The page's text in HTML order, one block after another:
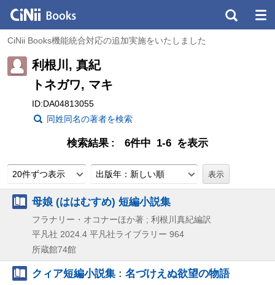
CiNii Books機能統合対応の追加実施をいたしました
利根川, 真紀
トネガワ, マキ
ID:DA04813055
同姓同名の著者を検索
検索結果 6件中 1-6 を表示
20件ずつ表示 出版年：新しい順
母娘 (ははむすめ) 短編小説集
フラナリー・オコナーほか著 ; 利根川真紀編訳
平凡社 2024.4 平凡社ライブラリー 964
所蔵館74館
クィア短編小説集 : 名づけえぬ欲望の物語